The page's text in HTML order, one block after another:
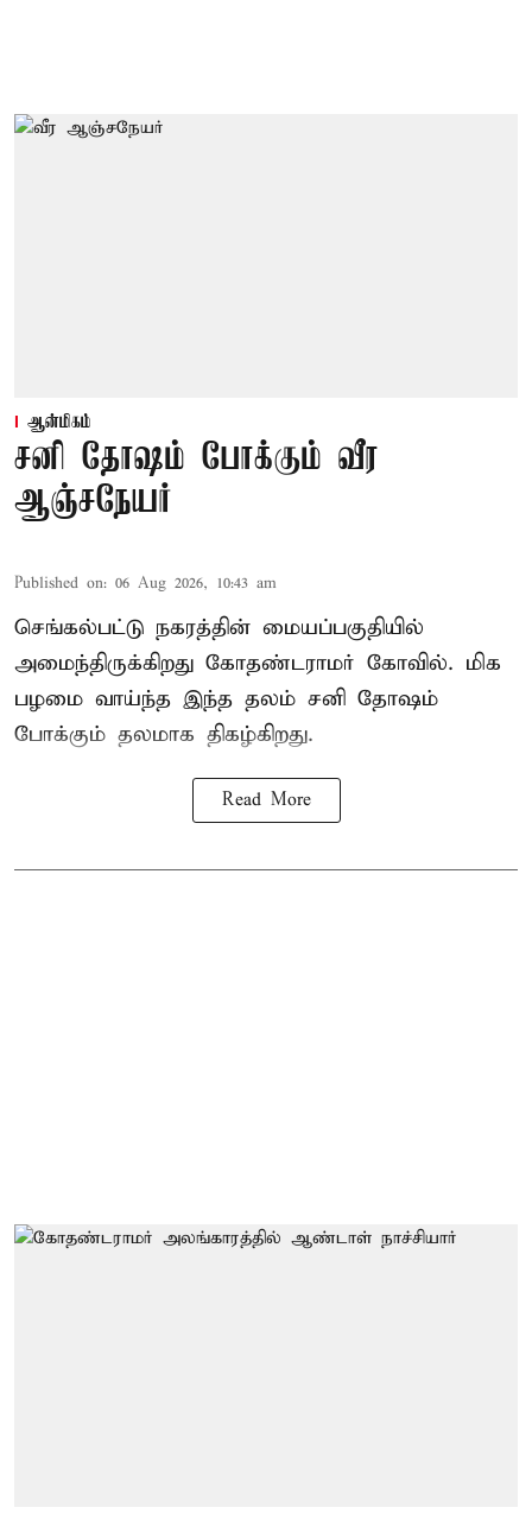
ஆன்மிகம்
சனி தோஷம் போக்கும் வீர
ஆஞ்சநேயர்
Published on: 06 Aug 2026, 10:43 am
செங்கல்பட்டு நகரத்தின் மையப்பகுதியில்
அமைந்திருக்கிறது கோதண்டராமர் கோவில். மிக
பழமை வாய்ந்த இந்த தலம் சனி தோஷம்
போக்கும் தலமாக திகழ்கிறது.
Read More